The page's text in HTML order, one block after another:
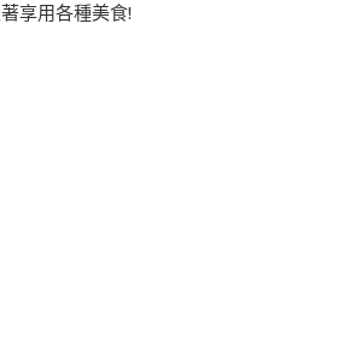
享用各種美食!